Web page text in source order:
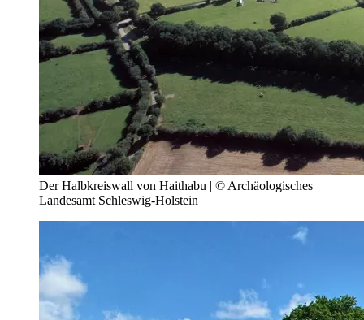
Der Halbkreiswall von Haithabu | © Archäologisches
Landesamt Schleswig-Holstein